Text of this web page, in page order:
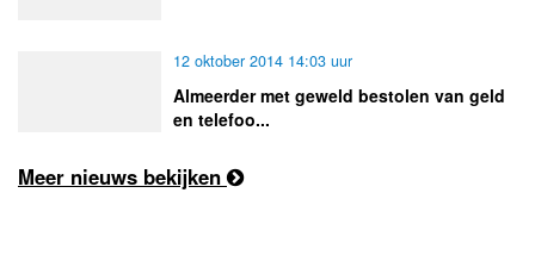
12 oktober 2014 14:03 uur
Almeerder met geweld bestolen van geld
en telefoo...
Meer nieuws bekijken